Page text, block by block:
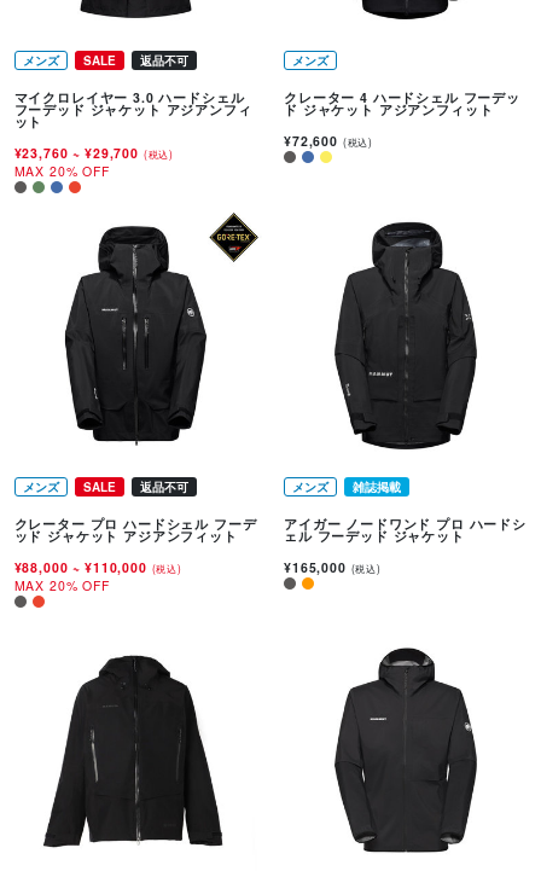
メンズ SALE 返品不可
マイクロレイヤー 3.0 ハードシェル
フーデッド ジャケット アジアンフィ
ット
¥23,760~ ¥29,700 (税込)
MAX 20% OFF
メンズ
クレーター 4 ハードシェル フーデッ
ド ジャケット アジアンフィット
¥72,600 (税込)
メンズ SALE 返品不可
クレーター プロ ハードシェル フーデ
ッド ジャケット アジアンフィット
¥88,000~ ¥110,000 (税込)
MAX 20% OFF
メンズ 雑誌掲載
アイガー ノードワンド プロ ハードシ
ェル フーデッド ジャケット
¥165,000 (税込)